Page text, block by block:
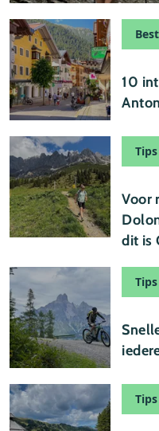
10
Tips
Voor
dit is
Tips
Tips